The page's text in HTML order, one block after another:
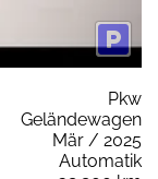
Pkw
Geländewagen
Mär / 2025
Automatik